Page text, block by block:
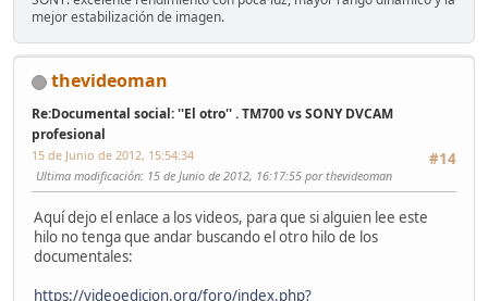
mejor estabilización de imagen.
thevideoman
Re:Documental social: ''El otro'' . TM700 vs SONY DVCAM
profesional
#14
15 de Junio de 2012, 15:54:34
Ultima modificación: 15 de Junio de 2012, 16:17:55 por thevideoman
Aquí dejo el enlace a los videos, para que si alguien lee este
hilo no tenga que andar buscando el otro hilo de los
documentales:
https://videoedicion.org/foro/index.php?